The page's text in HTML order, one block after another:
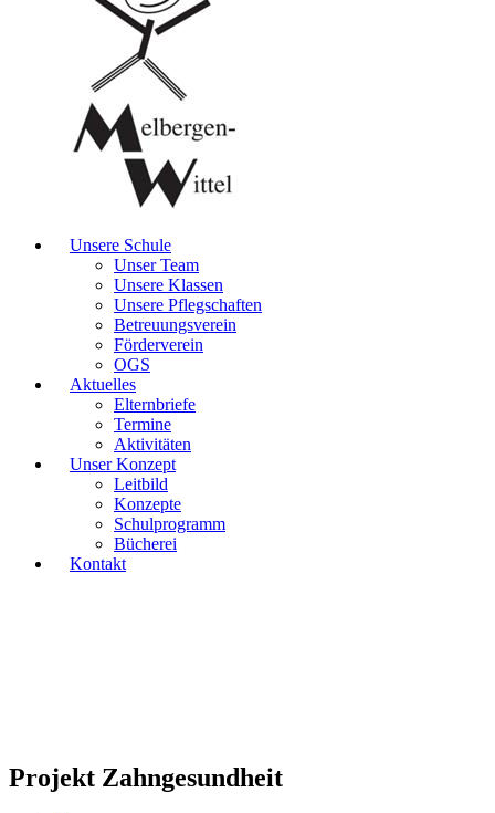
Unsere Schule
Unser Team
Unsere Klassen
Unsere Pflegschaften
Betreuungsverein
Förderverein
OGS
Aktuelles
Elternbriefe
Termine
Aktivitäten
Unser Konzept
Leitbild
Konzepte
Schulprogramm
Bücherei
Kontakt
Projekt Zahngesundheit